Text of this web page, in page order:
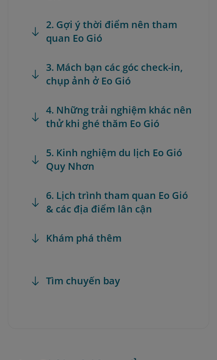
2. Gợi ý thời điểm nên tham
quan Eo Gió
3. Mách bạn các góc check-in,
chụp ảnh ở Eo Gió
4. Những trải nghiệm khác nên
thử khi ghé thăm Eo Gió
5. Kinh nghiệm du lịch Eo Gió
Quy Nhơn
6. Lịch trình tham quan Eo Gió
& các địa điểm lân cận
Khám phá thêm
Tìm chuyến bay